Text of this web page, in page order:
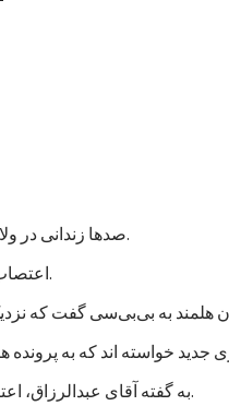
صدها زندانی در ولایت هلمند در جنوب افغانستان اعتصاب غذایی کردند.
اعتصاب غذای این زندانیان امروز وارد چهارمین روزش شد.
به گفته آقای عبدالرزاق، اعتصاب کنندگان شامل زندانیان جنایی و سیاسی است.